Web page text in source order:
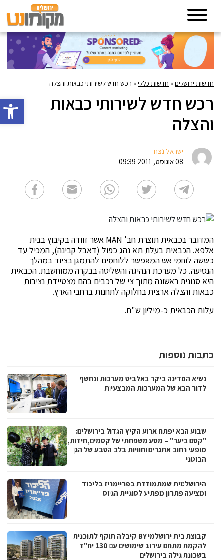
פתח
חדשות ירושלים» חדשות כללי» רכש חדש לשירותי כבאות והצלה
רכש חדש לשירותי כבאות
והצלה
ישראל נצח
08 אוגוסט, 2011 09:39
המדובר בכבאית תוצרת חב' MAN אשר זוודה בקיבוץ בבית
אלפא. הכבאית בעלת תא נהג כפול (דאבל קבינה), המכיל עד
כששה לוחמי אש המאפשר ללוחמים להתמגן בציוד במהלך
הנסיעה. כל מערכת הנהיגה והשליטה בבקרה ממוחשבת. הכבאית
היא סנונית ראשונה מתוך צי של רכבים בהם מצטיידת נציבות
כבאות והצלה ארצית בחלוקה לתחנות ברחבי הארץ.
עלות הכבאית כ-מיליון ש"ח.
כתבות נוספות
נשיא המדינה ביקר באלביט מערכות ונחשף
לדור הבא של המערכות המבצעיות
שבוע הבא יפתח ארוע הקיץ הגדול בירושלים:
"קסם ביער" – מסע משפחתי של קסמים,חידות,
מופעי רחוב אתגרים וחוויות בלב הטבע של הגן
הבוטני
הירושלמית שמתמודדת בפריימריז בליכוד
ומציעה פתרון מפתיע לסוגיית הגיוס
קבוצת בית ירושלמי BY קיבלה תוקף לתוכנית
להקמת מתחם עירוב שימושים עם 130 יח"ד
בשכונת גילה בירושלים